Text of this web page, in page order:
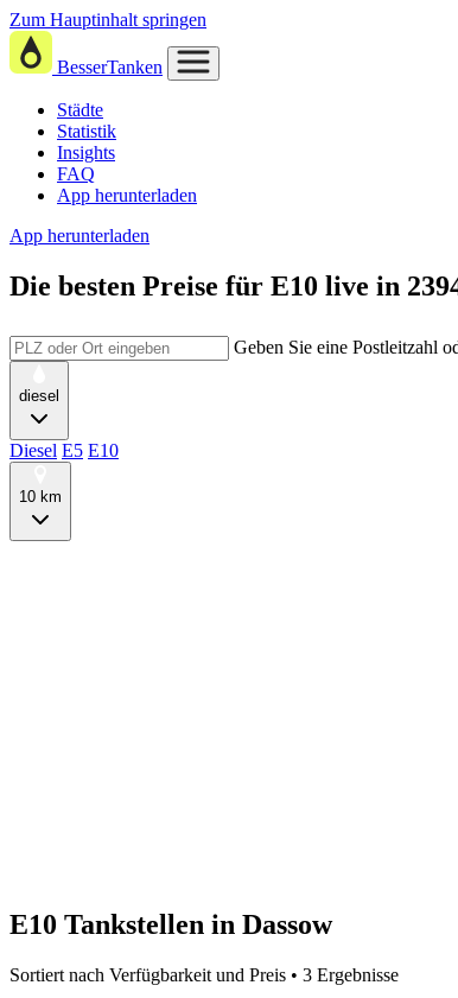
Zum Hauptinhalt springen
BesserTanken
Städte
Statistik
Insights
FAQ
App herunterladen
App herunterladen
Die besten Preise für E10 live in
Geben Sie eine Postleitzahl
diesel
Diesel E5 E10
10 km
E10 Tankstellen in Dassow
Sortiert nach Verfügbarkeit und Preis • 3 Ergebnisse